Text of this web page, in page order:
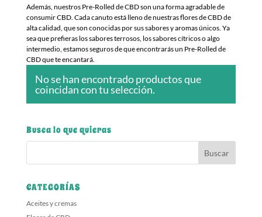
Además, nuestros Pre-Rolled de CBD son una forma agradable de
consumir CBD. Cada canuto está lleno de nuestras flores de CBD de
alta calidad, que son conocidas por sus sabores y aromas únicos. Ya
sea que prefieras los sabores terrosos, los sabores cítricos o algo
intermedio, estamos seguros de que encontrarás un Pre-Rolled de
CBD que te encantará.
No se han encontrado productos que
coincidan con tu selección.
Busca lo que quieras
CATEGORÍAS
Aceites y cremas